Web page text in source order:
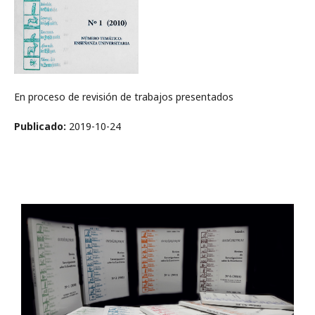
En proceso de revisión de trabajos presentados
Publicado: 2019-10-24